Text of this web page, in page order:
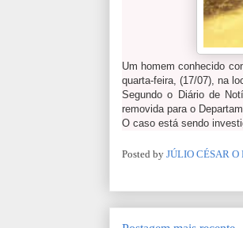
Um homem conhecido
quarta-feira, (17/07), na
Segundo o Diário de
removida para o
O caso está sendo
Posted by JÚLIO CÉSAR